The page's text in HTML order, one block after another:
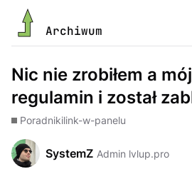
Archiwum
Nic nie zrobiłem a
regulamin i został
Poradnikilink-w-panelu
SystemZ Admin lvlup.pro